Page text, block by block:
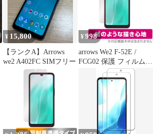
¥ 15,800
【ランクA】Arrows
we2 A402FC SIMフリー
¥ 998
arrows We2 F-52E /
FCG02 保護 フィルム
OverLay Paper for アロ
ーズ スマホ 書き味向上
紙のような描き心地